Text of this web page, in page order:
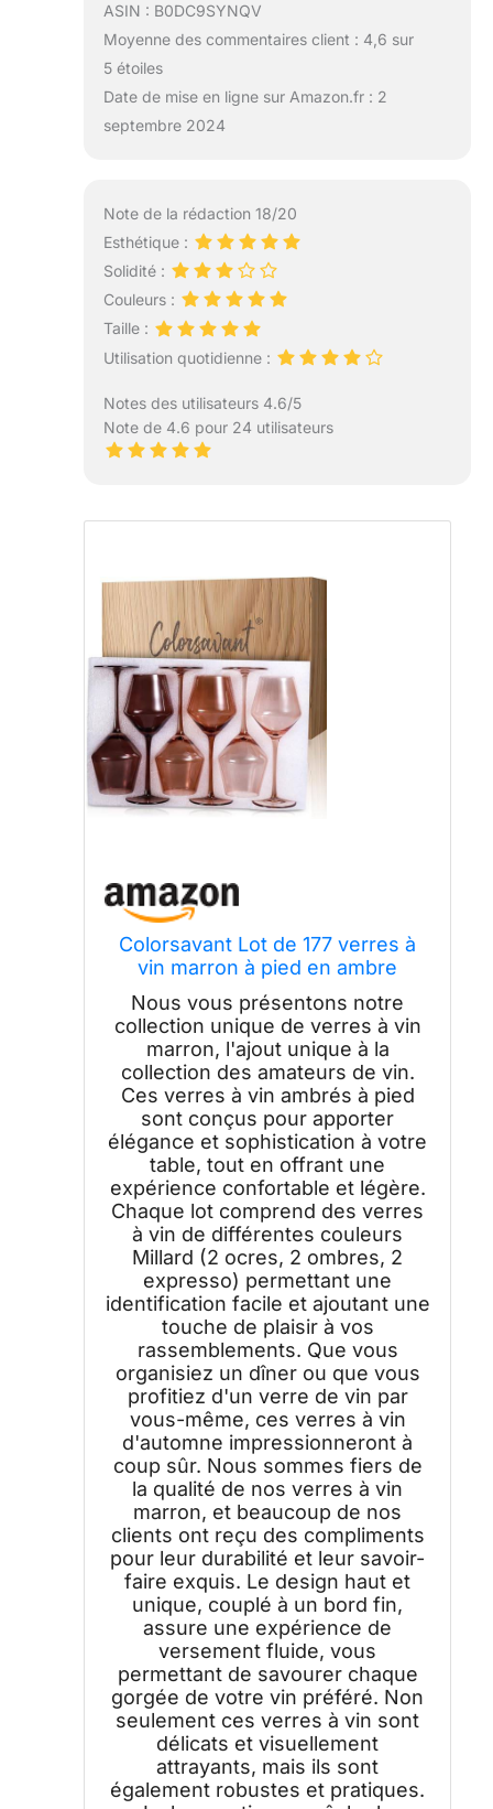
ASIN : B0DC9SYNQV
Moyenne des commentaires client : 4,6 sur
5 étoiles
Date de mise en ligne sur Amazon.fr : 2
septembre 2024
Note de la rédaction 18/20
Esthétique :
Solidité :
Couleurs :
Taille :
Utilisation quotidienne :
Notes des utilisateurs 4.6/5
Note de 4.6 pour 24 utilisateurs
Colorsavant Lot de 177 verres à
vin marron à pied en ambre
soufflé à la main, verres à vin
élégants colorés en mélanine
pour décoration d'intérieur, salle à
manger et cadeaux
Nous vous présentons notre
collection unique de verres à vin
marron, l'ajout unique à la
collection des amateurs de vin.
Ces verres à vin ambrés à pied
sont conçus pour apporter
élégance et sophistication à votre
table, tout en offrant une
expérience confortable et légère.
Chaque lot comprend des verres
à vin de différentes couleurs
Millard (2 ocres, 2 ombres, 2
expresso) permettant une
identification facile et ajoutant une
touche de plaisir à vos
rassemblements. Que vous
organisiez un dîner ou que vous
profitiez d'un verre de vin par
vous-même, ces verres à vin
d'automne impressionneront à
coup sûr. Nous sommes fiers de
la qualité de nos verres à vin
marron, et beaucoup de nos
clients ont reçu des compliments
pour leur durabilité et leur savoir-
faire exquis. Le design haut et
unique, couplé à un bord fin,
assure une expérience de
versement fluide, vous
permettant de savourer chaque
gorgée de votre vin préféré. Non
seulement ces verres à vin sont
délicats et visuellement
attrayants, mais ils sont
également robustes et pratiques.